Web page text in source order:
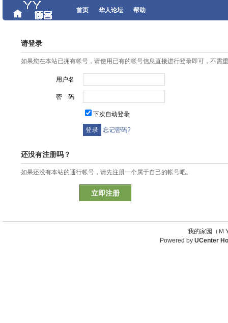
首页 华人论坛 帮助
请登录
如果您在本站已拥有帐号，请使用已有的帐号信息直接进行登录即可，不需
用户名
密 码
下次自动登录
忘记密码?
还没有注册吗？
如果还没有本站的通行帐号，请先注册一个属于自己的帐号吧。
立即注册
我的家园（
Powered by UCenter